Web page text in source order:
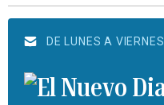
DE LUNES A VIERNES